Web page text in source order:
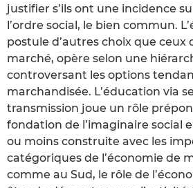
justifier s’ils ont une incidence
l’ordre social, le bien commun.
postule d’autres choix que ceux
marché, opère selon une
controversant les options
marchandisée. L’éducation via
transmission joue un rôle
fondation de l’imaginaire social
ou moins construite avec les
catégoriques de l’économie de
comme au Sud, le rôle de